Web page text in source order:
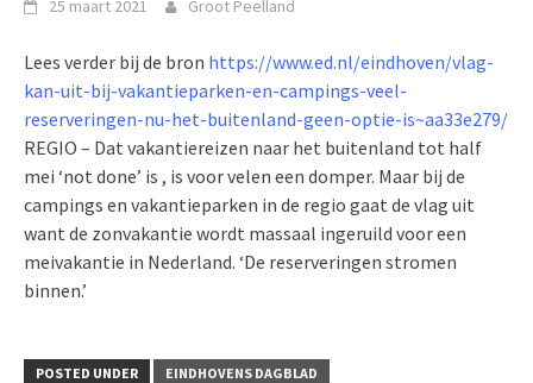
25 maart 2021 Groot Peelland
Lees verder bij de bron https://www.ed.nl/eindhoven/vlag-
kan-uit-bij-vakantieparken-en-campings-veel-
reserveringen-nu-het-buitenland-geen-optie-is~aa33e279/
REGIO – Dat vakantiereizen naar het buitenland tot half
mei ‘not done’ is , is voor velen een domper. Maar bij de
campings en vakantieparken in de regio gaat de vlag uit
want de zonvakantie wordt massaal ingeruild voor een
meivakantie in Nederland. ‘De reserveringen stromen
binnen.’
POSTED UNDER EINDHOVENS DAGBLAD